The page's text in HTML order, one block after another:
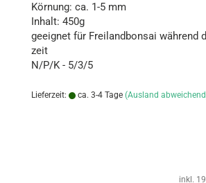
Kör­nung: ca. 1-5 mm
In­halt: 450g
ge­eig­net für Frei­land­bon­sai wäh­rend
zeit
N/P/K - 5/3/5
Lieferzeit: ca. 3-4 Tage (Ausland
inkl.